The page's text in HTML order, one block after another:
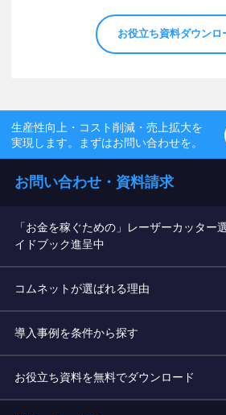
お役立ち資料ダウンロ
生産性向上・コスト削減・売上拡大を
実現します。まずはお問い合わせを。
お問い合わせ・資料請求
「お金を稼ぐための」レーザーカッター
イドブック進呈中
コムネットが選ばれる理由
導入事例を条件から探す
お役立ち資料を無料でダウンロード